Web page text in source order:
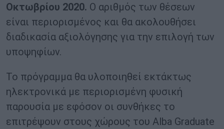
Οκτωβρίου 2020. Ο αριθμός των θέσεων
είναι περιορισμένος και θα ακολουθήσει
διαδικασία αξιολόγησης για την επιλογή των
υποψηφίων.
Το πρόγραμμα θα υλοποιηθεί εκτάκτως
ηλεκτρονικά με περιορισμένη φυσική
παρουσία με εφόσον οι συνθήκες το
επιτρέψουν στους χώρους του Alba Graduate